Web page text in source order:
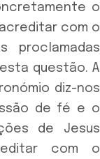
o
com o
proclamadas
questão. A
diz-nos
de fé e o
de Jesus
com o